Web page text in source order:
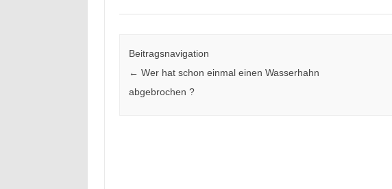
Beitragsnavigation
← Wer hat schon einmal einen Wasserhahn
abgebrochen ?